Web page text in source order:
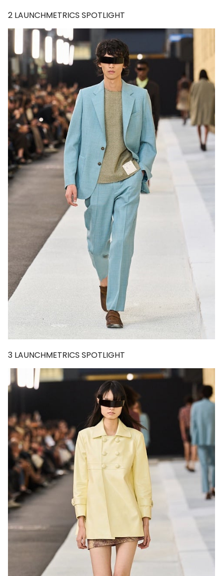
2 LAUNCHMETRICS SPOTLIGHT
3 LAUNCHMETRICS SPOTLIGHT